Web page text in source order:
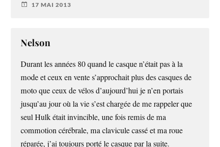
17 MAI 2013
Nelson
Durant les années 80 quand le casque n’était pas à la
mode et ceux en vente s’approchait plus des casques de
moto que ceux de vélos d’aujourd’hui je n’en portais
jusqu’au jour où la vie s’est chargée de me rappeler que
seul Hulk était invincible, une fois remis de ma
commotion cérébrale, ma clavicule cassé et ma roue
réparée, j’ai toujours porté le casque par la suite.